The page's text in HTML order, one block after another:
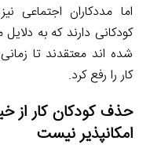
اما مددکاران
کودکانی دارند که به
شده اند معتقدند تا
کار را رفع کرد.
حذف کودکان کار از
امکانپذیر نیست